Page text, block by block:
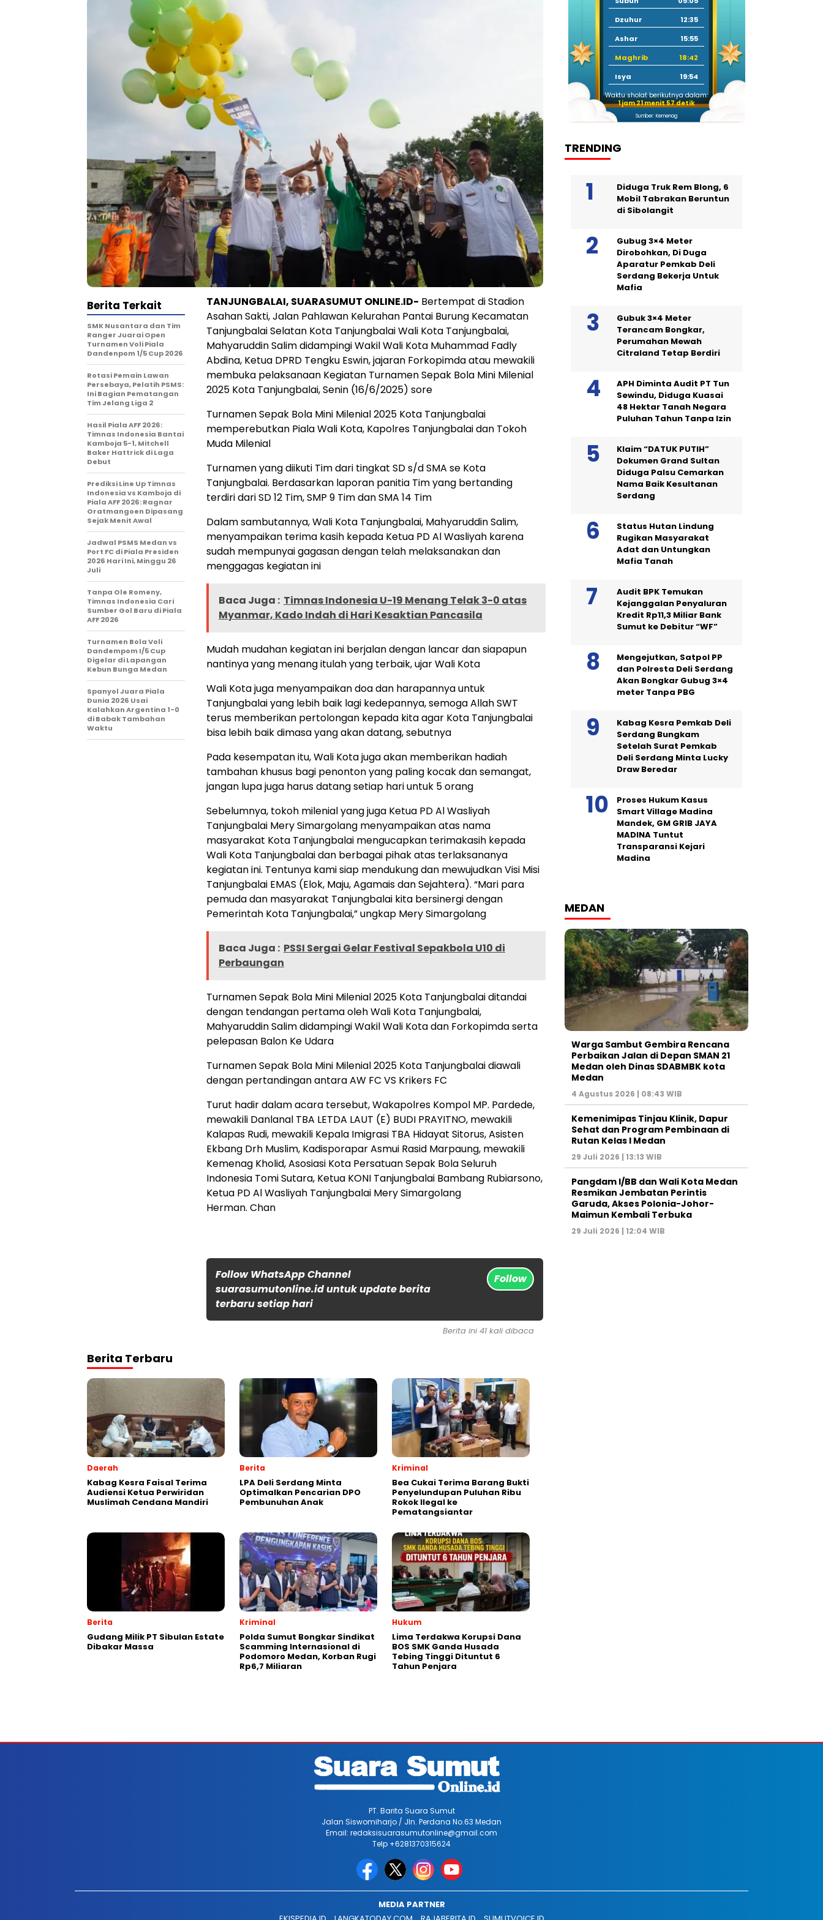
TANJUNGBALAI, SUARASUMUT ONLINE.ID- Bertempat di Stadion
Asahan Sakti, Jalan Pahlawan Kelurahan Pantai Burung Kecamatan
Tanjungbalai Selatan Kota Tanjungbalai Wali Kota Tanjungbalai,
Mahyaruddin Salim didampingi Wakil Wali Kota Muhammad Fadly
Abdina, Ketua DPRD Tengku Eswin, jajaran Forkopimda atau mewakili
membuka pelaksanaan Kegiatan Turnamen Sepak Bola Mini Milenial
2025 Kota Tanjungbalai, Senin (16/6/2025) sore
Turnamen Sepak Bola Mini Milenial 2025 Kota Tanjungbalai
memperebutkan Piala Wali Kota, Kapolres Tanjungbalai dan Tokoh
Muda Milenial
Turnamen yang diikuti Tim dari tingkat SD s/d SMA se Kota
Tanjungbalai. Berdasarkan laporan panitia Tim yang bertanding
terdiri dari SD 12 Tim, SMP 9 Tim dan SMA 14 Tim
Dalam sambutannya, Wali Kota Tanjungbalai, Mahyaruddin Salim,
menyampaikan terima kasih kepada Ketua PD Al Wasliyah karena
sudah mempunyai gagasan dengan telah melaksanakan dan
menggagas kegiatan ini
Baca Juga : Timnas Indonesia U-19 Menang Telak 3-0 atas
Myanmar, Kado Indah di Hari Kesaktian Pancasila
Mudah mudahan kegiatan ini berjalan dengan lancar dan siapapun
nantinya yang menang itulah yang terbaik, ujar Wali Kota
Wali Kota juga menyampaikan doa dan harapannya untuk
Tanjungbalai yang lebih baik lagi kedepannya, semoga Allah SWT
terus memberikan pertolongan kepada kita agar Kota Tanjungbalai
bisa lebih baik dimasa yang akan datang, sebutnya
Pada kesempatan itu, Wali Kota juga akan memberikan hadiah
tambahan khusus bagi penonton yang paling kocak dan semangat,
jangan lupa juga harus datang setiap hari untuk 5 orang
Sebelumnya, tokoh milenial yang juga Ketua PD Al Wasliyah
Tanjungbalai Mery Simargolang menyampaikan atas nama
masyarakat Kota Tanjungbalai mengucapkan terimakasih kepada
Wali Kota Tanjungbalai dan berbagai pihak atas terlaksananya
kegiatan ini. Tentunya kami siap mendukung dan mewujudkan Visi Misi
Tanjungbalai EMAS (Elok, Maju, Agamais dan Sejahtera). “Mari para
pemuda dan masyarakat Tanjungbalai kita bersinergi dengan
Pemerintah Kota Tanjungbalai,” ungkap Mery Simargolang
Baca Juga : PSSI Sergai Gelar Festival Sepakbola U10 di
Perbaungan
Turnamen Sepak Bola Mini Milenial 2025 Kota Tanjungbalai ditandai
dengan tendangan pertama oleh Wali Kota Tanjungbalai,
Mahyaruddin Salim didampingi Wakil Wali Kota dan Forkopimda serta
pelepasan Balon Ke Udara
Turnamen Sepak Bola Mini Milenial 2025 Kota Tanjungbalai diawali
dengan pertandingan antara AW FC VS Krikers FC
Turut hadir dalam acara tersebut, Wakapolres Kompol MP. Pardede,
mewakili Danlanal TBA LETDA LAUT (E) BUDI PRAYITNO, mewakili
Kalapas Rudi, mewakili Kepala Imigrasi TBA Hidayat Sitorus, Asisten
Ekbang Drh Muslim, Kadisporapar Asmui Rasid Marpaung, mewakili
Kemenag Kholid, Asosiasi Kota Persatuan Sepak Bola Seluruh
Indonesia Tomi Sutara, Ketua KONI Tanjungbalai Bambang Rubiarsono,
Ketua PD Al Wasliyah Tanjungbalai Mery Simargolang
Herman. Chan
Follow WhatsApp Channel
suarasumutonline.id untuk update berita
terbaru setiap hari
Follow
Berita Terkait
SMK Nusantara dan Tim
Ranger Juarai Open
Turnamen Voli Piala
Dandenpom 1/5 Cup 2026
Rotasi Pemain Lawan
Persebaya, Pelatih PSMS:
Ini Bagian Pematangan
Tim Jelang Liga 2
Hasil Piala AFF 2026:
Timnas Indonesia Bantai
Kamboja 5-1, Mitchell
Baker Hattrick di Laga
Debut
Prediksi Line Up Timnas
Indonesia vs Kamboja di
Piala AFF 2026: Ragnar
Oratmangoen Dipasang
Sejak Menit Awal
Jadwal PSMS Medan vs
Port FC di Piala Presiden
2026 Hari Ini, Minggu 26
Juli
Tanpa Ole Romeny,
Timnas Indonesia Cari
Sumber Gol Baru di Piala
AFF 2026
Turnamen Bola Voli
Dandempom I/5 Cup
Digelar di Lapangan
Kebun Bunga Medan
Spanyol Juara Piala
Dunia 2026 Usai
Kalahkan Argentina 1-0
di Babak Tambahan
Waktu
Berita ini 41 kali dibaca
Berita Terbaru
Daerah
Kabag Kesra Faisal Terima
Audiensi Ketua Perwiridan
Muslimah Cendana Mandiri
Berita
LPA Deli Serdang Minta
Optimalkan Pencarian DPO
Pembunuhan Anak
Kriminal
Bea Cukai Terima Barang Bukti
Penyelundupan Puluhan Ribu
Rokok Ilegal ke
Pematangsiantar
Berita
Gudang Milik PT Sibulan Estate
Dibakar Massa
Kriminal
Polda Sumut Bongkar Sindikat
Scamming Internasional di
Podomoro Medan, Korban Rugi
Rp6,7 Miliaran
Hukum
Lima Terdakwa Korupsi Dana
BOS SMK Ganda Husada
Tebing Tinggi Dituntut 6
Tahun Penjara
Dzuhur
12:35
Ashar
15:55
Maghrib
18:42
Isya
19:54
Waktu sholat berikutnya dalam:
1 jam 21 menit 56 detik
Sumber: Kemenag
TRENDING
Diduga Truk Rem Blong, 6
Mobil Tabrakan Beruntun
di Sibolangit
Gubug 3×4 Meter
Dirobohkan, Di Duga
Aparatur Pemkab Deli
Serdang Bekerja Untuk
Mafia
Gubuk 3×4 Meter
Terancam Bongkar,
Perumahan Mewah
Citraland Tetap Berdiri
APH Diminta Audit PT Tun
Sewindu, Diduga Kuasai
48 Hektar Tanah Negara
Puluhan Tahun Tanpa Izin
Klaim “DATUK PUTIH”
Dokumen Grand Sultan
Diduga Palsu Cemarkan
Nama Baik Kesultanan
Serdang
Status Hutan Lindung
Rugikan Masyarakat
Adat dan Untungkan
Mafia Tanah
Audit BPK Temukan
Kejanggalan Penyaluran
Kredit Rp11,3 Miliar Bank
Sumut ke Debitur “WF”
Mengejutkan, Satpol PP
dan Polresta Deli Serdang
Akan Bongkar Gubug 3×4
meter Tanpa PBG
Kabag Kesra Pemkab Deli
Serdang Bungkam
Setelah Surat Pemkab
Deli Serdang Minta Lucky
Draw Beredar
Proses Hukum Kasus
Smart Village Madina
Mandek, GM GRIB JAYA
MADINA Tuntut
Transparansi Kejari
Madina
MEDAN
Warga Sambut Gembira Rencana
Perbaikan Jalan di Depan SMAN 21
Medan oleh Dinas SDABMBK kota
Medan
4 Agustus 2026 | 08:43 WIB
Kemenimipas Tinjau Klinik, Dapur
Sehat dan Program Pembinaan di
Rutan Kelas I Medan
29 Juli 2026 | 13:13 WIB
Pangdam I/BB dan Wali Kota Medan
Resmikan Jembatan Perintis
Garuda, Akses Polonia-Johor-
Maimun Kembali Terbuka
29 Juli 2026 | 12:04 WIB
PT. Barita Suara Sumut
Jalan Siswomiharjo / Jln. Perdana No.63 Medan
Email: redaksisuarasumutonline@gmail.com
Telp +6281370315624
MEDIA PARTNER